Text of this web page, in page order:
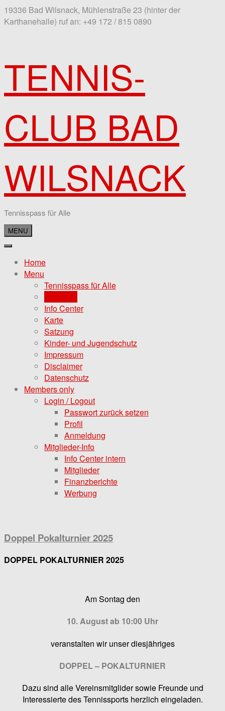
19336 Bad Wilsnack, Mühlenstraße 23 (hinter der
Karthanehalle) ruf an: +49 172 / 815 0890
TENNIS-
CLUB BAD
WILSNACK
Tennisspass für Alle
MENU
Home
Menu
Tennisspass für Alle
Info Center
Karte
Satzung
Kinder- und Jugendschutz
Impressum
Disclaimer
Datenschutz
Members only
Login / Logout
Passwort zurück setzen
Profil
Anmeldung
Mitglieder-Info
Info Center intern
Mitglieder
Finanzberichte
Werbung
Doppel Pokalturnier 2025
DOPPEL POKALTURNIER 2025
Am Sontag den
10. Augustab 10:00 Uhr
veranstalten wir unser diesjähriges
DOPPEL – POKALTURNIER
Dazu sind alle Vereinsmitglider sowie Freunde und
Interessierte des Tennissports herzlich eingeladen.